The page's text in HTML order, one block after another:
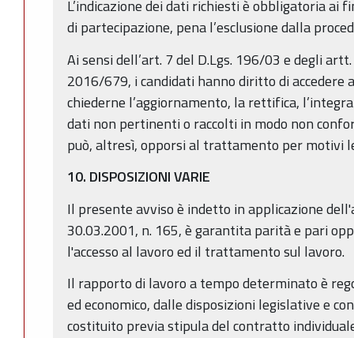
L’indicazione dei dati richiesti è obbligatoria ai
di partecipazione, pena l’esclusione dalla
Ai sensi dell’art. 7 del D.Lgs. 196/03 e degli
2016/679, i candidati hanno diritto di accedere
chiederne l’aggiornamento, la rettifica,
dati non pertinenti o raccolti in modo non
può, altresì, opporsi al trattamento per motivi
10. DISPOSIZIONI VARIE
Il presente avviso è indetto in applicazione
30.03.2001, n. 165, è garantita parità e pari
l'accesso al lavoro ed il trattamento sul lavoro.
Il rapporto di lavoro a tempo determinato è
ed economico, dalle disposizioni legislative e
costituito previa stipula del contratto